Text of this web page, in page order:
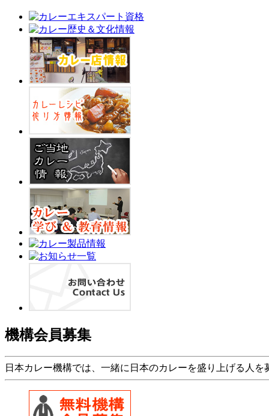
機構会員募集
日本カレー機構では、一緒に日本のカレーを盛り上げる人